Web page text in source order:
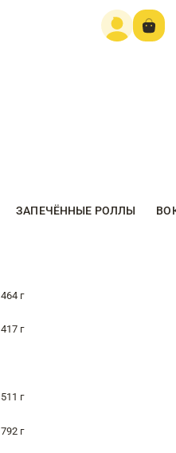
ЗАПЕЧЁННЫЕ РОЛЛЫ
464 г
417 г
511 г
792 г